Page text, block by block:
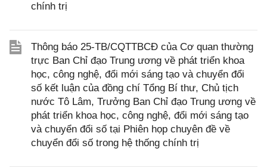
chính trị
Thông báo 25-TB/CQTTBCĐ của Cơ quan thường
trực Ban Chỉ đạo Trung ương về phát triển khoa
học, công nghệ, đổi mới sáng tạo và chuyển đổi
số kết luận của đồng chí Tổng Bí thư, Chủ tịch
nước Tô Lâm, Trưởng Ban Chỉ đạo Trung ương về
phát triển khoa học, công nghệ, đổi mới sáng tạo
và chuyển đổi số tại Phiên họp chuyên đề về
chuyển đổi số trong hệ thống chính trị